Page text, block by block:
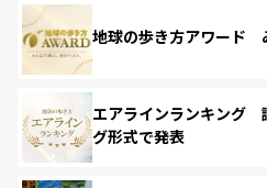
地球の歩き方アワード
エアラインランキング
グ形式で発表